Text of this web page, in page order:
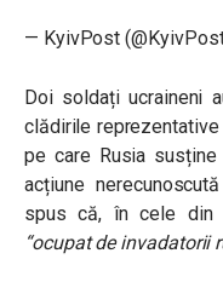
— KyivPost
Doi soldați ucraineni
clădirile reprezentative
pe care Rusia
acțiune
spus că, în cele din
“ocupat de invadatorii